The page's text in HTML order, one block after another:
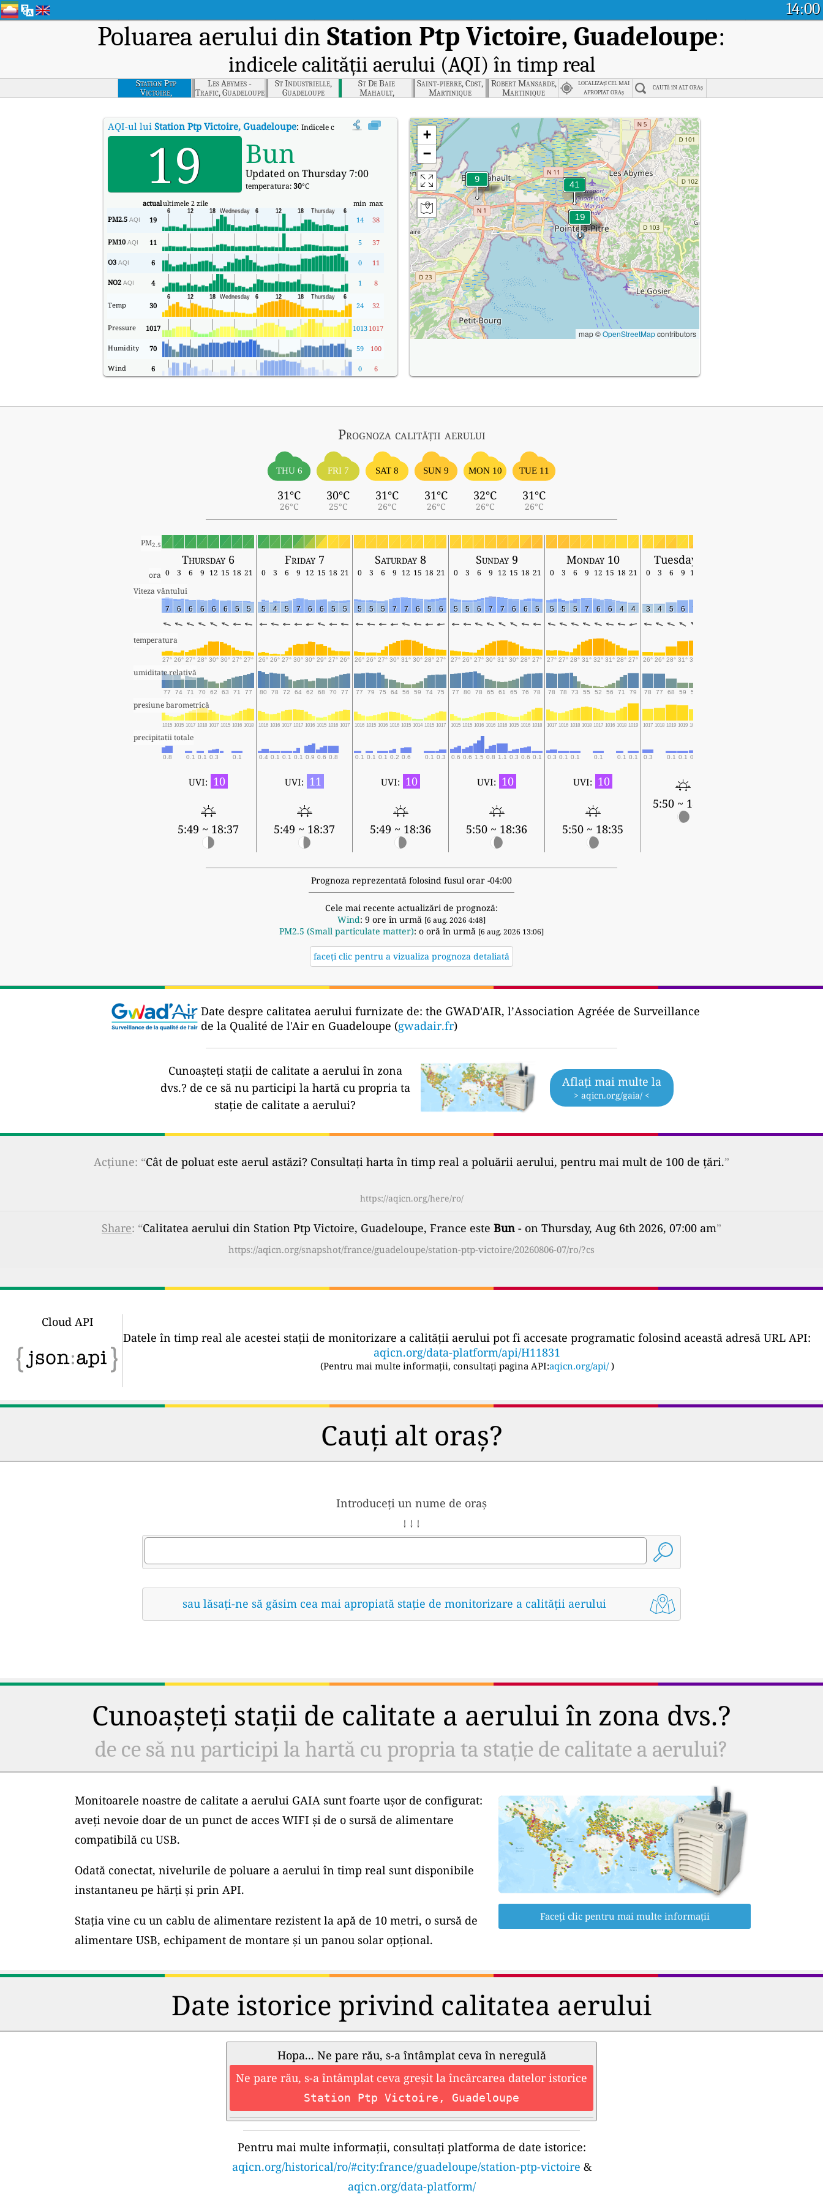
14:00
Poluarea aerului din Station Ptp Victoire, Guadeloupe:
indicele calității aerului (AQI) în timp real
Station Ptp
Victoire,
Guadeloupe
Les Abymes -
Trafic, Guadeloupe
St Industrielle,
Guadeloupe
St De Baie
Mahault,
Guadeloupe
Saint-pierre, Cdst,
Martinique
Robert Mansarde,
Martinique
LOCALIZAțI CEL MAI
APROPIAT ORAș
CAUTă îN ALT ORAș
AQI-ul lui Station Ptp Victoire, Guadeloupe: Indicele calității aerului (AQI) în timp real al lui Station Ptp Victoire, Guadeloupe.
19 Bun
Updated on Thursday 7:00
temperatura:30°C
actualultimele 2 zile min max
PM2.5 AQI 19 14 38
PM10 AQI 11 5 37
O3 AQI 6 0 11
NO2 AQI 4 1 8
Temp 30 24 32
Pressure 1017 1013 1017
Humidity 70 59 100
Wind 6 0 6
+
−
map ©OpenStreetMapcontributors
Prognoza calității aerului
THU 6
31°C
26°C
FRI 7
30°C
25°C
SAT 8
31°C
26°C
SUN 9
31°C
26°C
MON 10
32°C
26°C
TUE 11
31°C
26°C
PM2.5
Thursday 6 Friday 7 Saturday 8 Sunday 9 Monday 10 Tuesday 11
ora 0 3 6 9 12 15 18 21 0 3 6 9 12 15 18 21 0 3 6 9 12 15 18 21 0 3 6 9 12 15 18 21 0 3 6 9 12 15 18 21 0 3 6 9 12
Viteza vântului
7 6 6 6 6 6 5 5 5 4 5 7 6 6 5 5 5 5 5 7 7 6 5 6 5 5 6 7 7 6 6 5 5 5 5 7 6 6 4 4 3 4 5 6 7
temperatura
27° 26° 27° 28° 30° 30° 27° 27° 26° 26° 27° 30° 30° 29° 27° 26° 26° 26° 27° 30° 31° 30° 28° 27° 27° 26° 27° 30° 31° 30° 28° 27° 27° 27° 28° 31° 32° 31° 28° 27° 26° 26° 28° 31° 31°
umiditate relativă
77 74 71 70 62 63 71 77 80 78 72 64 62 68 70 77 77 79 75 64 56 59 74 75 77 80 78 65 61 65 76 78 78 78 73 55 52 56 71 79 78 77 68 59 59
presiune barometrică
1015 1015 1017 1018 1017 1015 1016 1018 1016 1016 1017 1017 1016 1015 1016 1017 1016 1015 1016 1016 1015 1014 1015 1017 1015 1015 1016 1016 1016 1015 1016 1018 1017 1016 1018 1018 1017 1016 1018 1019 1017 1018 1019 1019 1017
precipitatii totale
0.8 0.1 0.1 0.3 0.1 0.4 0.1 0.1 0.1 0.9 0.6 0.8 0.1 0.1 0.1 0.2 0.6 0.1 0.3 0.6 0.6 1.5 0.8 1.1 0.3 0.6 0.1 0.3 0.1 0.1 0.1 0.1 0.1 0.3 0.1 0.1 0.2
UVI: 10
5:49 ~ 18:37
UVI: 11
5:49 ~ 18:37
UVI: 10
5:49 ~ 18:36
UVI: 10
5:50 ~ 18:36
UVI: 10
5:50 ~ 18:35
5:50 ~ 18:35
Prognoza reprezentată folosind fusul orar -04:00
Cele mai recente actualizări de prognoză:
Wind: 9 ore în urmă [6 aug. 2026 4:48]
PM2.5 (Small particulate matter): o oră în urmă [6 aug. 2026 13:06]
faceți clic pentru a vizualiza prognoza detaliată
Date despre calitatea aerului furnizate de: the GWAD'AIR, l’Association Agréée de Surveillance
de la Qualité de l'Air en Guadeloupe (gwadair.fr)
Cunoașteți stații de calitate a aerului în zona
dvs.? de ce să nu participi la hartă cu propria ta
stație de calitate a aerului?
Aflați mai multe la
> aqicn.org/gaia/ <
Acțiune: “Cât de poluat este aerul astăzi? Consultați harta în timp real a poluării aerului, pentru mai mult de 100 de țări.”
https://aqicn.org/here/ro/
Share: “Calitatea aerului din Station Ptp Victoire, Guadeloupe, France este Bun - on Thursday, Aug 6th 2026, 07:00 am”
https://aqicn.org/snapshot/france/guadeloupe/station-ptp-victoire/20260806-07/ro/?cs
Cloud API
Datele în timp real ale acestei stații de monitorizare a calității aerului pot fi accesate programatic folosind această adresă URL API:
aqicn.org/data-platform/api/H11831
(Pentru mai multe informații, consultați pagina API:aqicn.org/api/ )
Cauți alt oraș?
Introduceți un nume de oraș
↓ ↓ ↓
sau lăsați-ne să găsim cea mai apropiată stație de monitorizare a calității aerului
Cunoașteți stații de calitate a aerului în zona dvs.?
de ce să nu participi la hartă cu propria ta stație de calitate a aerului?
Monitoarele noastre de calitate a aerului GAIA sunt foarte ușor de configurat:
aveți nevoie doar de un punct de acces WIFI și de o sursă de alimentare
compatibilă cu USB.
Odată conectat, nivelurile de poluare a aerului în timp real sunt disponibile
instantaneu pe hărți și prin API.
Stația vine cu un cablu de alimentare rezistent la apă de 10 metri, o sursă de
alimentare USB, echipament de montare și un panou solar opțional.
Faceți clic pentru mai multe informații
Date istorice privind calitatea aerului
Hopa... Ne pare rău, s-a întâmplat ceva în neregulă
Ne pare rău, s-a întâmplat ceva greșit la încărcarea datelor istorice
Station Ptp Victoire, Guadeloupe
Pentru mai multe informații, consultați platforma de date istorice:
aqicn.org/historical/ro/#city:france/guadeloupe/station-ptp-victoire &
aqicn.org/data-platform/